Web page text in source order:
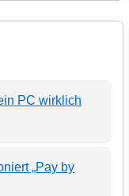
PC wirklich
„Pay by